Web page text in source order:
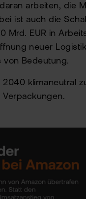
arbeiten, die
ist auch die
Mrd. EUR in
neuer
von Bedeutung.
klimaneutral
Verpackungen.